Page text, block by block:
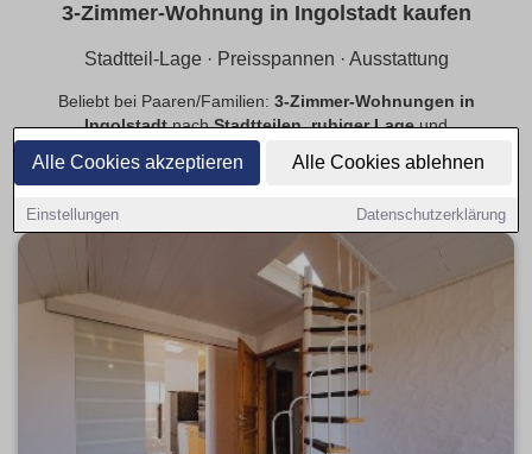
Alle Cookies akzeptieren Alle Cookies ablehnen
Einstellungen Datenschutzerklärung
3-Zimmer-Wohnung in Ingolstadt kaufen
Stadtteil-Lage · Preisspannen · Ausstattung
Beliebt bei Paaren/Familien: 3-Zimmer-Wohnungen in
IngolstadtnachStadtteilen,ruhiger Lageund
Balkon
provisionsfrei.